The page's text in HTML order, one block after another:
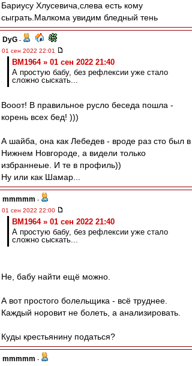
Бариусу Хлусевича,слева есть кому
сыграть.Малкома увидим бледный тень
DyG -
01 сен 2022 22:01
BM1964 » 01 сен 2022 21:40
А простую бабу, без рефлексии уже стало
сложно сыскать...
Вооот! В правильное русло беседа пошла -
корень всех бед! )))
А шайба, она как Лебедев - вроде раз сто был в
Нижнем Новгороде, а видели только
избраннеые. И те в профиль))
Ну или как Шамар...
mmmmm -
01 сен 2022 22:00
BM1964 » 01 сен 2022 21:40
А простую бабу, без рефлексии уже стало
сложно сыскать...
Не, бабу найти ещё можно.
А вот простого болельщика - всё труднее.
Каждый норовит не болеть, а анализировать.
Куды крестьянину податься?
mmmmm -